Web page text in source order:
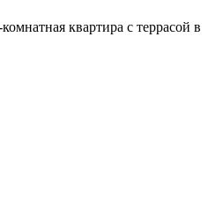
квартира с террасой в